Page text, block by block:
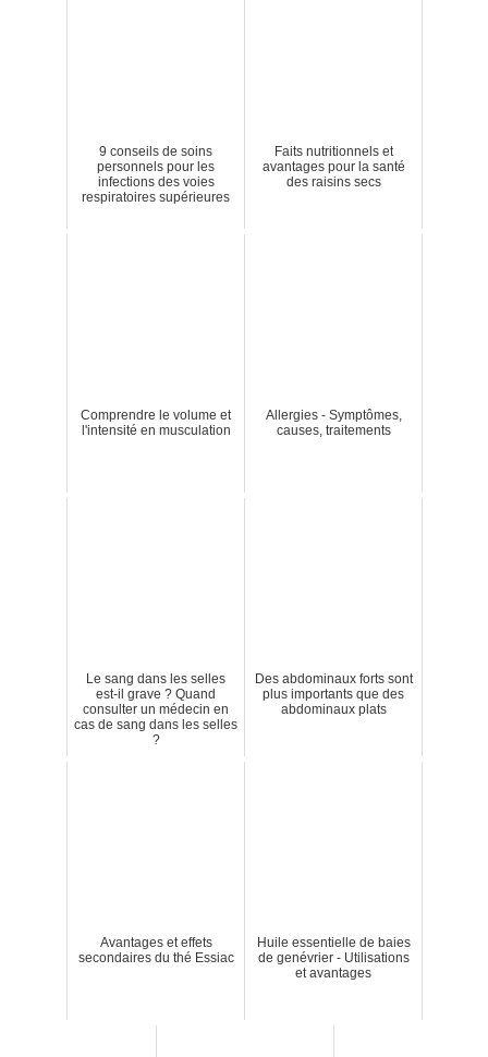
9 conseils de soins
personnels pour les
infections des voies
respiratoires supérieures
Faits nutritionnels et
avantages pour la santé
des raisins secs
Comprendre le volume et
l'intensité en musculation
Allergies - Symptômes,
causes, traitements
Le sang dans les selles
est-il grave ? Quand
consulter un médecin en
cas de sang dans les selles
?
Des abdominaux forts sont
plus importants que des
abdominaux plats
Avantages et effets
secondaires du thé Essiac
Huile essentielle de baies
de genévrier - Utilisations
et avantages